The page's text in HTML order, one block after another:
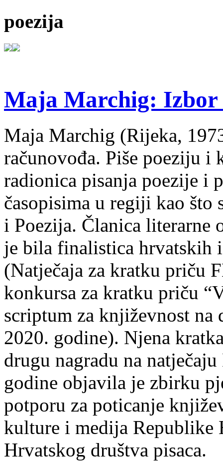
poezija
Maja Marchig: Izbor
Maja Marchig (Rijeka,
računovođa. Piše poeziju i
radionica pisanja poezije i
časopisima u regiji kao što
i Poezija. Članica literarne
je bila finalistica hrvatskih
(Natječaja za kratku priču
konkursa za kratku priču
scriptum za književnost na
2020. godine). Njena
drugu nagradu na
godine objavila je zbirku
potporu za poticanje
kulture i medija Republike
Hrvatskog društva pisaca.